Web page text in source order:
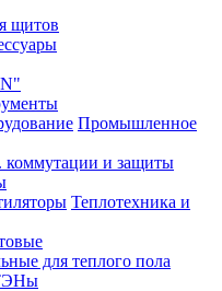
щитов
Промышленное
коммутации и защиты
Теплотехника и
для теплого пола